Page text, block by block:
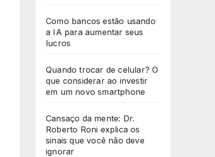
Como bancos estão usando
a IA para aumentar seus
lucros
Quando trocar de celular? O
que considerar ao investir
em um novo smartphone
Cansaço da mente: Dr.
Roberto Roni explica os
sinais que você não deve
ignorar